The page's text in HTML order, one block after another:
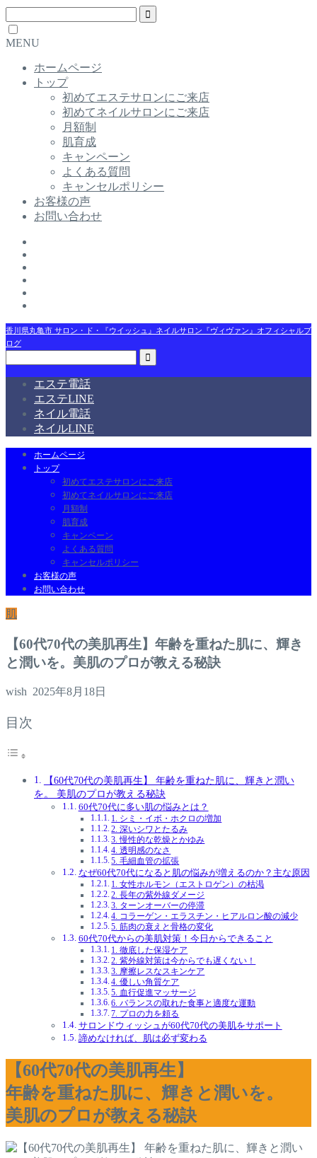
MENU
ホームページ
トップ
初めてエステサロンにご来店
初めてネイルサロンにご来店
月額制
肌育成
キャンペーン
よくある質問
キャンセルポリシー
お客様の声
お問い合わせ
香川県丸亀市 サロン・ド・『ウイッシュ』ネイルサロン『ヴィヴァン』オフィシャルブ
ログ
エステ電話
エステLINE
ネイル電話
ネイルLINE
ホームページ
トップ
初めてエステサロンにご来店
初めてネイルサロンにご来店
月額制
肌育成
キャンペーン
よくある質問
キャンセルポリシー
お客様の声
お問い合わせ
肌
【60代70代の美肌再生】年齢を重ねた肌に、輝き
と潤いを。美肌のプロが教える秘訣
wish 2025年8月18日
目次
【60代70代の美肌再生】 年齢を重ねた肌に、輝きと潤い
を。 美肌のプロが教える秘訣
60代70代に多い肌の悩みとは？
1. シミ・イボ・ホクロの増加
2. 深いシワとたるみ
3. 慢性的な乾燥とかゆみ
4. 透明感のなさ
5. 毛細血管の拡張
なぜ60代70代になると肌の悩みが増えるのか？主な原因
1. 女性ホルモン（エストロゲン）の枯渇
2. 長年の紫外線ダメージ
3. ターンオーバーの停滞
4. コラーゲン・エラスチン・ヒアルロン酸の減少
5. 筋肉の衰えと骨格の変化
60代70代からの美肌対策！今日からできること
1. 徹底した保湿ケア
2. 紫外線対策は今からでも遅くない！
3. 摩擦レスなスキンケア
4. 優しい角質ケア
5. 血行促進マッサージ
6. バランスの取れた食事と適度な運動
7. プロの力を頼る
サロンドウィッシュが60代70代の美肌をサポート
諦めなければ、肌は必ず変わる
【60代70代の美肌再生】
年齢を重ねた肌に、輝きと潤いを。
美肌のプロが教える秘訣